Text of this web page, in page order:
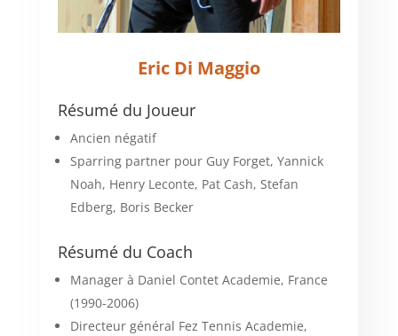
Eric Di Maggio
Résumé du Joueur
Ancien négatif
Sparring partner pour Guy Forget, Yannick
Noah, Henry Leconte, Pat Cash, Stefan
Edberg, Boris Becker
Résumé du Coach
Manager à Daniel Contet Academie, France
(1990-2006)
Directeur général Fez Tennis Academie,